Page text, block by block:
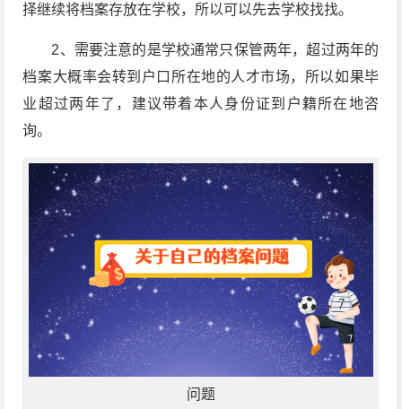
择继续将档案存放在学校，所以可以先去学校找找。
2、需要注意的是学校通常只保管两年，超过两年的
档案大概率会转到户口所在地的人才市场，所以如果毕
业超过两年了，建议带着本人身份证到户籍所在地咨
询。
问题